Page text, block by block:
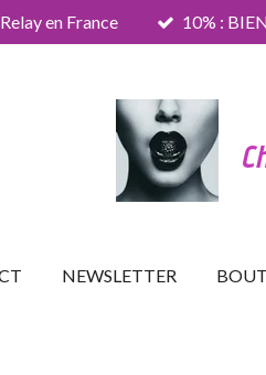
en France 10% :
NEWSLETTER